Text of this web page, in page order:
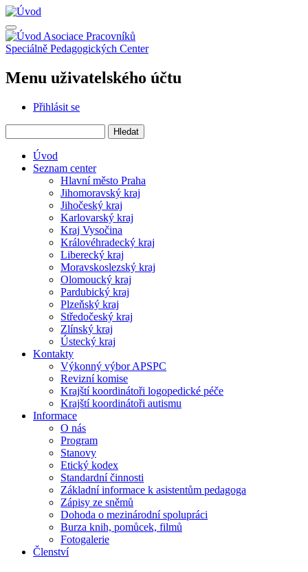
Přejít
k
hlavnímu
obsahu
Asociace Pracovníků
Speciálně Pedagogických Center
Menu uživatelského účtu
Přihlásit se
Úvod
Seznam center
Hlavní město Praha
Jihomoravský kraj
Jihočeský kraj
Karlovarský kraj
Kraj Vysočina
Královéhradecký kraj
Liberecký kraj
Moravskoslezský kraj
Olomoucký kraj
Pardubický kraj
Plzeňský kraj
Středočeský kraj
Zlínský kraj
Ústecký kraj
Kontakty
Výkonný výbor APSPC
Revizní komise
Krajští koordinátoři logopedické péče
Krajští koordinátoři autismu
Informace
O nás
Program
Stanovy
Etický kodex
Standardní činnosti
Základní informace k asistentům pedagoga
Zápisy ze sněmů
Dohoda o mezinárodní spolupráci
Burza knih, pomůcek, filmů
Fotogalerie
Členství